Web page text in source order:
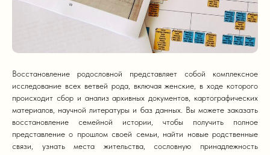
Восстановление родословной представляет собой комплексное
исследование всех ветвей рода, включая женские, в ходе которого
происходит сбор и анализ архивных документов, картографических
материалов, научной литературы и баз данных. Вы можете заказать
восстановление семейной истории, чтобы получить полное
представление о прошлом своей семьи, найти новые родственные
связи, узнать места жительства, сословную принадлежность